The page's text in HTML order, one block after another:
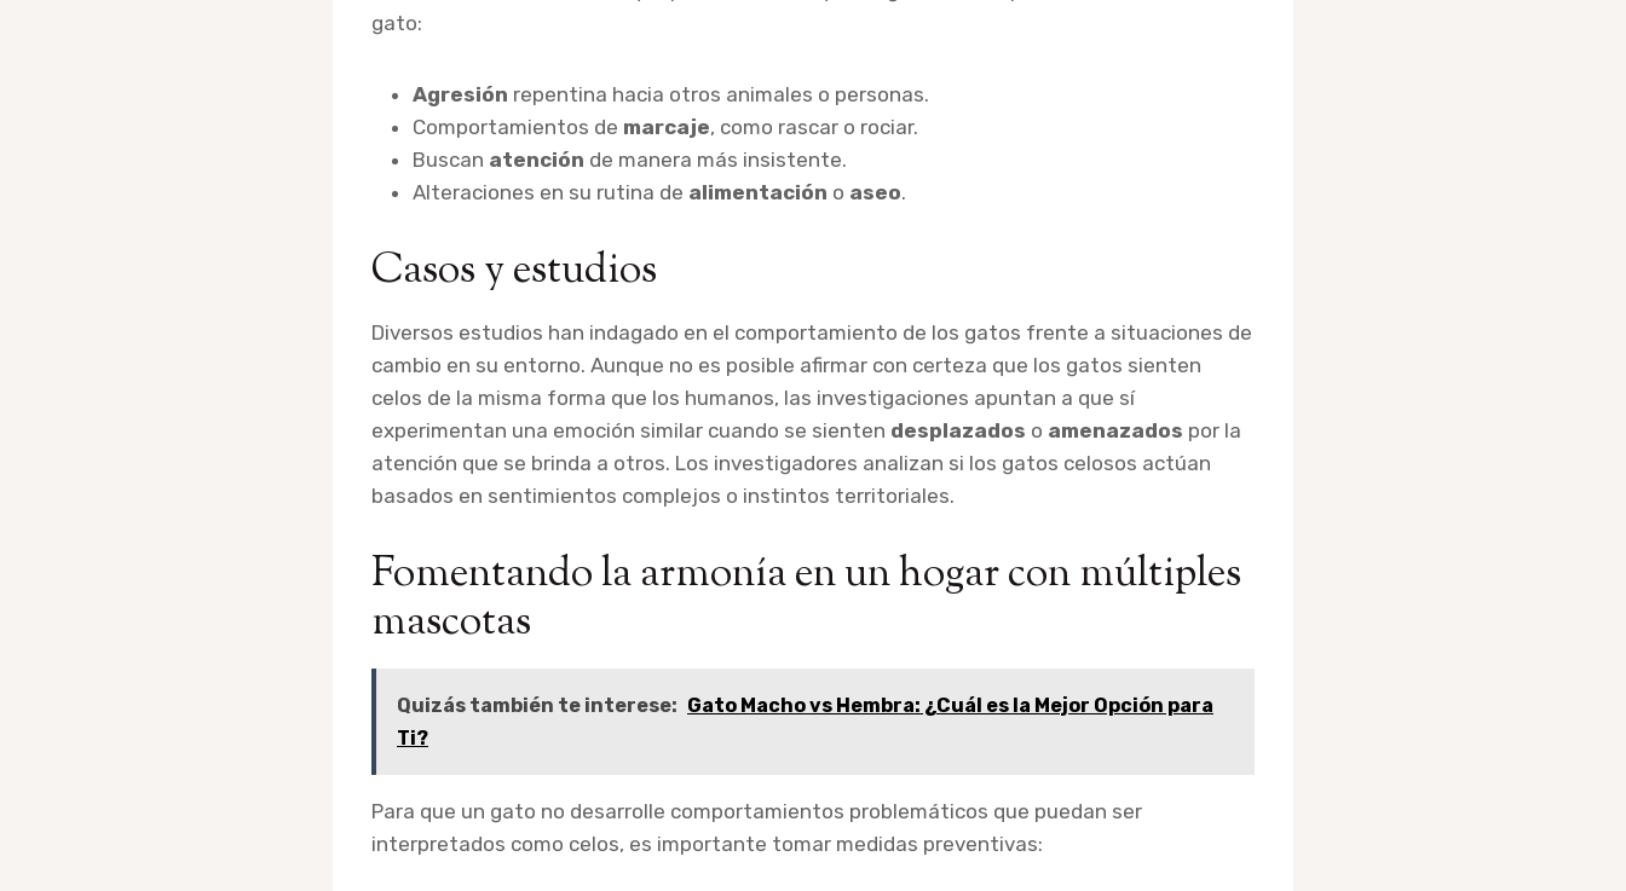
gato:
Agresión repentina hacia otros animales o personas.
Comportamientos de marcaje, como rascar o rociar.
Buscan atención de manera más insistente.
Alteraciones en su rutina de alimentación o aseo.
Casos y estudios
Diversos estudios han indagado en el comportamiento de los gatos frente a situaciones de
cambio en su entorno. Aunque no es posible afirmar con certeza que los gatos sienten
celos de la misma forma que los humanos, las investigaciones apuntan a que sí
experimentan una emoción similar cuando se sienten desplazados o amenazados por la
atención que se brinda a otros. Los investigadores analizan si los gatos celosos actúan
basados en sentimientos complejos o instintos territoriales.
Fomentando la armonía en un hogar con múltiples
mascotas
Quizás también te interese: Gato Macho vs Hembra: ¿Cuál es la Mejor Opción para
Ti?
Para que un gato no desarrolle comportamientos problemáticos que puedan ser
interpretados como celos, es importante tomar medidas preventivas: